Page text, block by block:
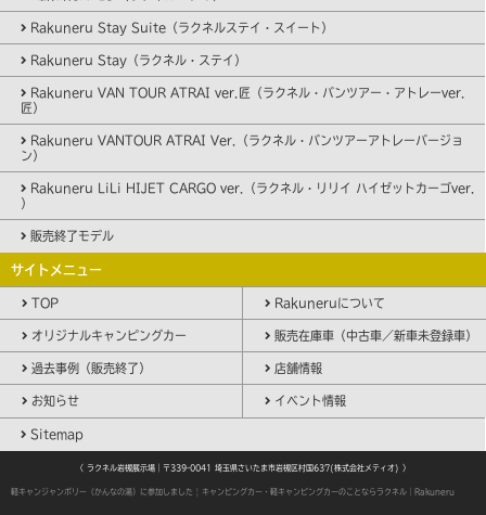
Rakuneru Stay Suite（ラクネルステイ・スイート）
Rakuneru Stay（ラクネル・ステイ）
Rakuneru VAN TOUR ATRAI ver.匠（ラクネル・バンツアー・アトレーver.
匠）
Rakuneru VANTOUR ATRAI Ver.（ラクネル・バンツアーアトレーバージョ
ン）
Rakuneru LiLi HIJET CARGO ver.（ラクネル・リリイ ハイゼットカーゴver.
）
販売終了モデル
サイトメニュー
TOP Rakuneruについて
オリジナルキャンピングカー 販売在庫車（中古車／新車未登録車）
過去事例（販売終了） 店舗情報
お知らせ イベント情報
Sitemap
〈 ラクネル岩槻展示場｜〒339-0041 埼玉県さいたま市岩槻区村国637(株式会社メティオ) 〉
軽キャンジャンボリー（かんなの湯）に参加しました | キャンピングカー・軽キャンピングカーのことならラクネル｜Rakuneru